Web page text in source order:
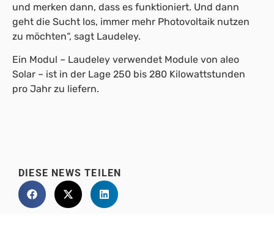
DIESE NEWS TEILEN
und merken dann, dass es funktioniert. Und dann
geht die Sucht los, immer mehr Photovoltaik nutzen
zu möchten“, sagt Laudeley.
Ein Modul – Laudeley verwendet Module von aleo
Solar – ist in der Lage 250 bis 280 Kilowattstunden
pro Jahr zu liefern.